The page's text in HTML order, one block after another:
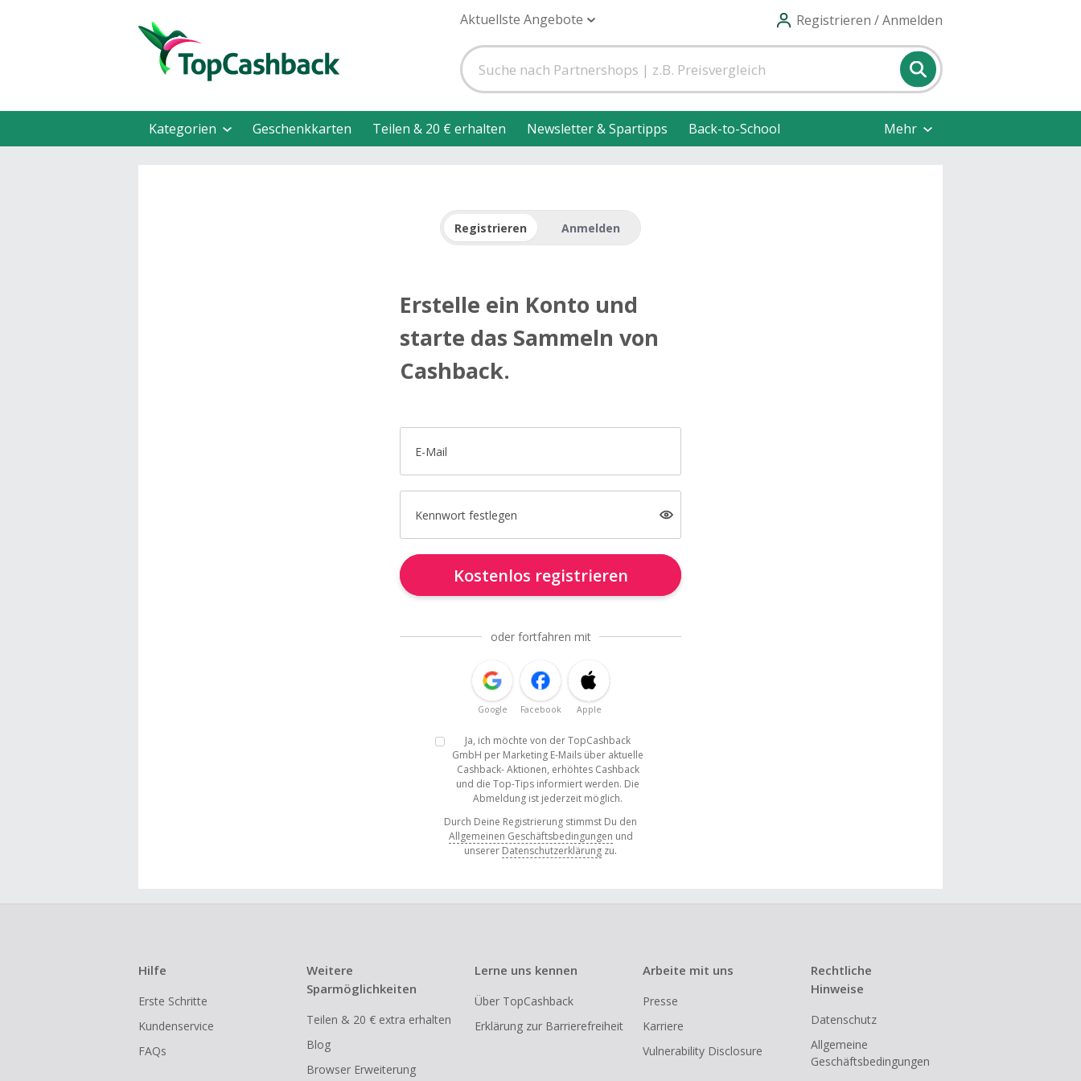
Aktuellste Angebote Registrieren / Anmelden
Kategorien Geschenkkarten Teilen & 20 € erhalten Newsletter & Spartipps Back-to-School Mehr
Registrieren Anmelden
Erstelle ein Konto und
starte das Sammeln von
Cashback.
E-Mail
Kennwort festlegen
Kostenlos registrieren
oder fortfahren mit
Google Facebook Apple
Ja, ich möchte von der TopCashback
GmbH per Marketing E-Mails über aktuelle
Cashback- Aktionen, erhöhtes Cashback
und die Top-Tips informiert werden. Die
Abmeldung ist jederzeit möglich.
Durch Deine Registrierung stimmst Du den
Allgemeinen Geschäftsbedingungen und
unserer Datenschutzerklärung zu.
Hilfe
Erste Schritte
Kundenservice
FAQs
Weitere
Sparmöglichkeiten
Teilen & 20 € extra erhalten
Blog
Browser Erweiterung
Lerne uns kennen
Über TopCashback
Erklärung zur Barrierefreiheit
Arbeite mit uns
Presse
Karriere
Vulnerability Disclosure
Rechtliche
Hinweise
Datenschutz
Allgemeine
Geschäftsbedingungen